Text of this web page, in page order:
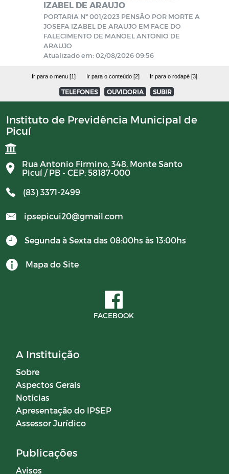
Mensário oficial
Campanhas
COMITÊ DE INVESTIMENTOS
IZABEL DE ARAUJO
PORTARIA Nº 001/2023 PENSÃO POR MORTE A
JOSEFA IZABEL DE ARAUJO EM FACE DO
FALECIMENTO DE MANOEL ANTONIO DE
ARAUJO
Atualizado em: 02/08/2026 09:56
Ir para o menu [1] Ir para o conteúdo [2] Ir para o rodapé [3]
TELEFONES OUVIDORIA SUBIR
Instituto de Previdência Municipal de
Picuí
Rua Antonio Firmino, 348, Monte Santo
Picuí / PB - CEP: 58187-000
(83) 3371-2499
ipsepicui20@gmail.com
Segunda à Sexta das 08:00hs às 13:00hs
Mapa do Site
FACEBOOK
A Instituição
Sobre
Aspectos Gerais
Notícias
Apresentação do IPSEP
Assessor Jurídico
Publicações
Avisos